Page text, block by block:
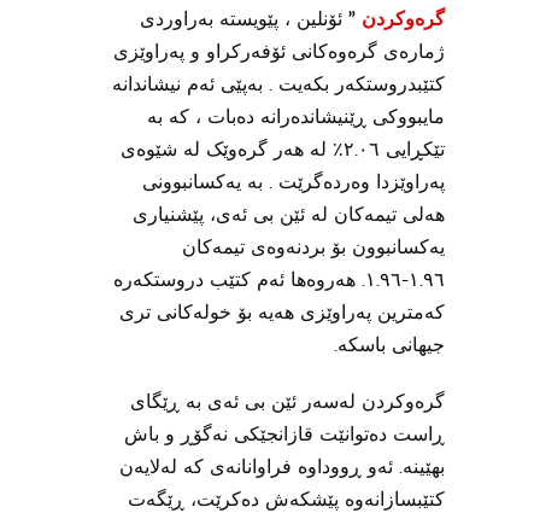
گرەوکردن ” ئۆنلین ، پێویستە بەراوردی
ژمارەی گرەوەکانی ئۆفەرکراو و پەراوێزی
کتێبدروستکەر بکەیت . بەپێی ئەم نیشاندانە
مایبووکی ڕێنیشاندەرانە دەبات ، کە بە
تێکڕایی ٢.٠٦٪ لە هەر گرەوێک لە شێوەی
پەراوێزدا وەردەگرێت . بە یەکسانبوونی
هەلی تیمەکان لە ئێن بی ئەی، پێشنیاری
یەکسانبوون بۆ بردنەوەی تیمەکان
١.٩٦-١.٩٦. هەروەها ئەم کتێب دروستکەرە
کەمترین پەراوێزی هەیە بۆ خولەکانی تری
جیهانی باسکە.
گرەوکردن لەسەر ئێن بی ئەی بە ڕێگای
ڕاست دەتوانێت قازانجێکی نەگۆڕ و باش
بهێینە. ئەو ڕووداوە فراوانانەی کە لەلایەن
کتێبسازانەوە پێشکەش دەکرێت، ڕێگەت